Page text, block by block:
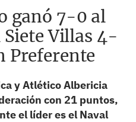
ganó 7-0 al
Siete Villas 4-
Preferente
y Atlético Albericia
con 21 puntos,
el líder es el Naval